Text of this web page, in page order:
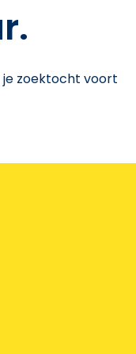
je zoektocht voort